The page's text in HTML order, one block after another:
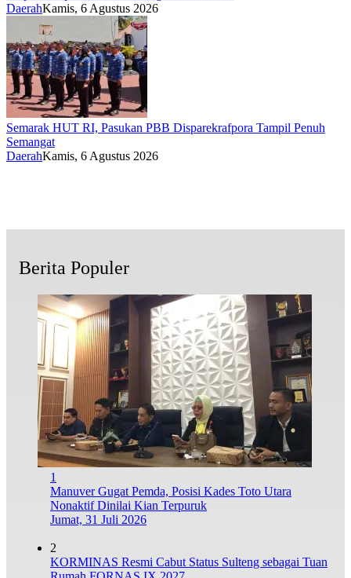
DaerahKamis, 6 Agustus 2026
Semarak HUT RI, Pasukan PBB Disparekrafpora Tampil Penuh
Semangat
DaerahKamis, 6 Agustus 2026
Berita Populer
1
Manuver Gugat Pemda, Posisi Kades Toto Utara
Nonaktif Dinilai Kian Terpuruk
Jumat, 31 Juli 2026
2
KORMINAS Resmi Cabut Status Sulteng sebagai Tuan